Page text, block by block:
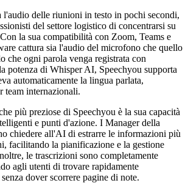
l'audio delle riunioni in testo in pochi secondi,
del settore logistico di concentrarsi su
la sua compatibilità con Zoom, Teams e
cattura sia l'audio del microfono che quello
che ogni parola venga registrata con
potenza di Whisper AI, Speechyou supporta
automaticamente la lingua parlata,
team internazionali.
più preziose di Speechyou è la sua capacità
e punti d'azione. I Manager della
chiedere all'AI di estrarre le informazioni più
facilitando la pianificazione e la gestione
le trascrizioni sono completamente
agli utenti di trovare rapidamente
dover scorrere pagine di note.